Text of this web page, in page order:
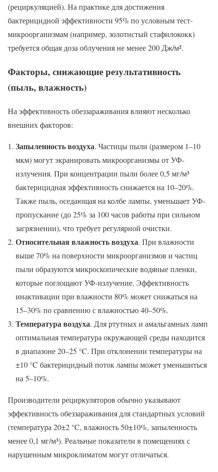
(рециркуляцией). На практике для достижения
бактерицидной эффективности 95% по условным тест-
микроорганизмам (например, золотистый стафилококк)
требуется общая доза облучения не менее 200 Дж/м².
Факторы, снижающие результативность
(пыль, влажность)
На эффективность обеззараживания влияют несколько
внешних факторов:
Запыленность воздуха. Частицы пыли (размером 1–10
мкм) могут экранировать микроорганизмы от УФ-
излучения. При концентрации пыли более 0,5 мг/м³
бактерицидная эффективность снижается на 10–20%.
Также пыль, оседающая на колбе лампы, уменьшает УФ-
пропускание (до 25% за 100 часов работы при сильном
загрязнении), что требует регулярной очистки.
Относительная влажность воздуха. При влажности
выше 70% на поверхности микроорганизмов и частиц
пыли образуются микроскопические водяные пленки,
которые поглощают УФ-излучение. Эффективность
инактивации при влажности 80% может снижаться на
15–30% по сравнению с влажностью 40–50%.
Температура воздуха. Для ртутных и амальгамных ламп
оптимальная температура окружающей среды находится
в диапазоне 20–25 °C. При отклонении температуры на
±10 °C бактерицидный поток лампы может уменьшиться
на 5–10%.
Производители рециркуляторов обычно указывают
эффективность обеззараживания для стандартных условий
(температура 20±2 °C, влажность 50±10%, запыленность
менее 0,1 мг/м³). Реальные показатели в помещениях с
нарушенным микроклиматом могут отличаться.